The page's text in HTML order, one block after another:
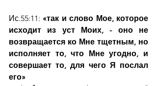
Ис.55:11: «так и слово Мое, которое
исходит из уст Моих, - оно не
возвращается ко Мне тщетным, но
исполняет то, что Мне угодно, и
совершает то, для чего Я послал
его»